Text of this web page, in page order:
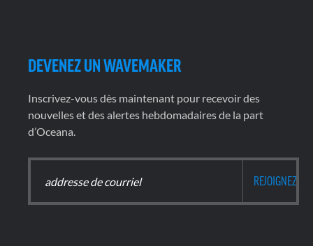
DEVENEZ UN WAVEMAKER
Inscrivez-vous dès maintenant pour recevoir des
nouvelles et des alertes hebdomadaires de la part
d’Oceana.